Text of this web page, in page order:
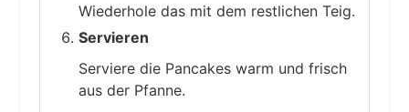
Wiederhole das mit dem restlichen Teig.
Servieren
Serviere die Pancakes warm und frisch
aus der Pfanne.